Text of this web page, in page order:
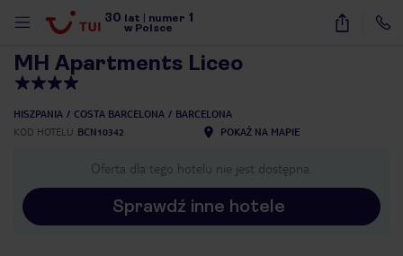
30 lat numer 1
w Polsce
19
MH Apartments Liceo
HISZPANIA COSTA BARCELONA
BARCELONA
KOD HOTELU BCN10342 POKAŻ NA MAPIE
Oferta dla tego hotelu nie jest dostępna.
Sprawdź inne hotele